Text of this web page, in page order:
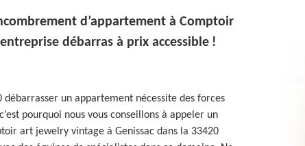
d’appartement à Comptoir
débarras à prix accessible !
débarrasser un appartement nécessite des forces
pourquoi nous vous conseillons à appeler un
art jewelry vintage à Genissac dans la 33420